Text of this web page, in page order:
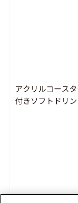
アクリルコース
付きソフトドリ